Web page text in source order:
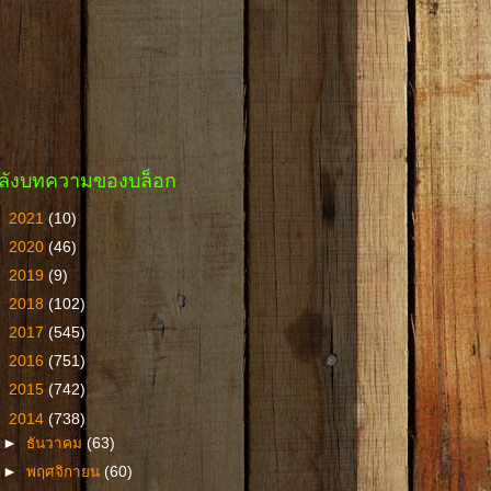
งบทความของบล็อก
2021 (10)
2020 (46)
2019 (9)
2018 (102)
2017 (545)
2016 (751)
2015 (742)
2014 (738)
► ธันวาคม(63)
►พฤศจิกายน(60)